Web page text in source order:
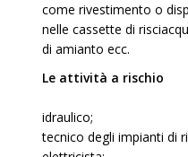
come rivestimento o
nelle cassette di
di amianto ecc.
Le attività a rischio
idraulico;
tecnico degli impianti di